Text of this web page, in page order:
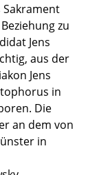
Sakrament
zu
Jens
aus der
Jens
in
Die
an dem von
in